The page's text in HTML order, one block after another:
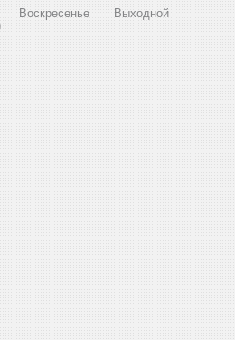
Воскресенье
Выходной